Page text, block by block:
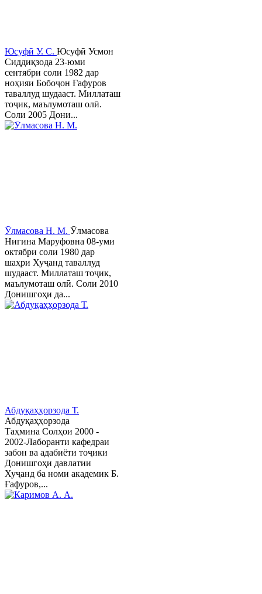
Юсуфӣ У. C. Юсуфӣ Усмон
Сиддиқзода 23-юми
сентябри соли 1982 дар
ноҳияи Бобоҷон Ғафуров
таваллуд шудааст. Миллаташ
тоҷик, маълумоташ олӣ.
Соли 2005 Дони...
Ӯлмасова Н. М. Ӯлмасова
Нигина Маруфовна 08-уми
октябри соли 1980 дар
шаҳри Хуҷанд таваллуд
шудааст. Миллаташ тоҷик,
маълумоташ олӣ. Соли 2010
Донишгоҳи да...
Абдуқаҳҳорзода Т.
Абдуқаҳҳорзода
Таҳмина Солҳои 2000 -
2002-Лаборанти кафедраи
забон ва адабиёти тоҷики
Донишгоҳи давлатии
Хуҷанд ба номи академик Б.
Ғафуров,...